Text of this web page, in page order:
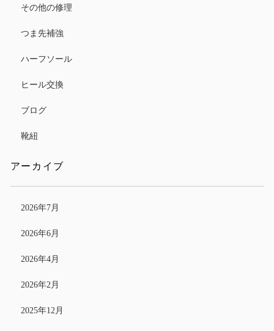
その他の修理
つま先補強
ハーフソール
ヒール交換
ブログ
靴紐
アーカイブ
2026年7月
2026年6月
2026年4月
2026年2月
2025年12月